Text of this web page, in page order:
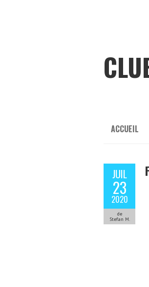
ACCUEIL
JUIL
23
2020
de
Stefan M.